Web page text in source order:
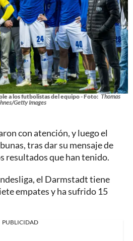
a los futbolistas del equipo - Foto: Thomas
Getty Images
con atención, y luego el
tras dar su mensaje de
resultados que han tenido.
el Darmstadt tiene
empates y ha sufrido 15
PUBLICIDAD